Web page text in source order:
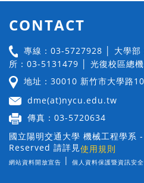
CONTACT
專線：03-5727928 │ 大學
所：03-5131479 │ 光復校區總
地址：30010 新竹市大學路
dme(at)nycu.edu.tw
傳真：03-5720634
國立陽明交通大學 機械工程學
Reserved 請詳見使用規則
網站資料開放宣告 | 個人資料保護暨資訊安